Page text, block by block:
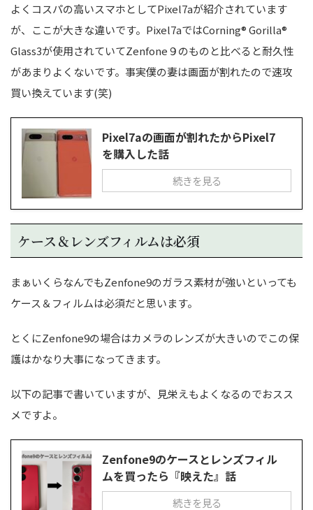
よくコスパの高いスマホとしてPixel7aが紹介されています
が、ここが大きな違いです。Pixel7aではCorning® Gorilla®
Glass3が使用されていてZenfone９のものと比べると耐久性
があまりよくないです。事実僕の妻は画面が割れたので速攻
買い換えています(笑)
Pixel7aの画面が割れたからPixel7
を購入した話
続きを見る
ケース＆レンズフィルムは必須
まぁいくらなんでもZenfone9のガラス素材が強いといっても
ケース＆フィルムは必須だと思います。
とくにZenfone9の場合はカメラのレンズが大きいのでこの保
護はかなり大事になってきます。
以下の記事で書いていますが、見栄えもよくなるのでおスス
メですよ。
Zenfone9のケースとレンズフィル
ムを買ったら『映えた』話
続きを見る